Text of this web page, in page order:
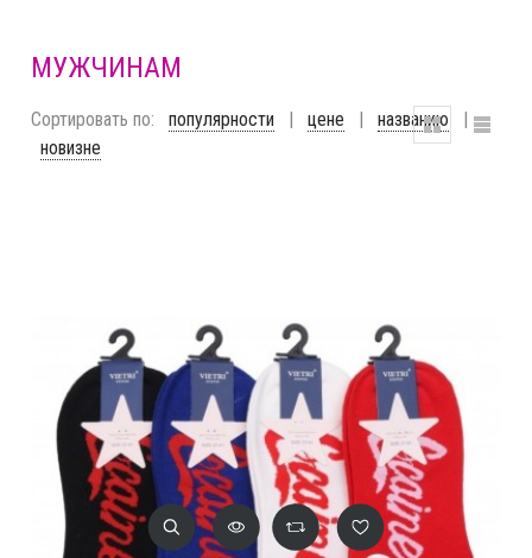
МУЖЧИНАМ
Сортировать по: популярности | цене | названию
|
новизне